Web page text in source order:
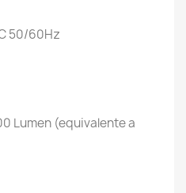
50/60Hz
Lumen (equivalente a